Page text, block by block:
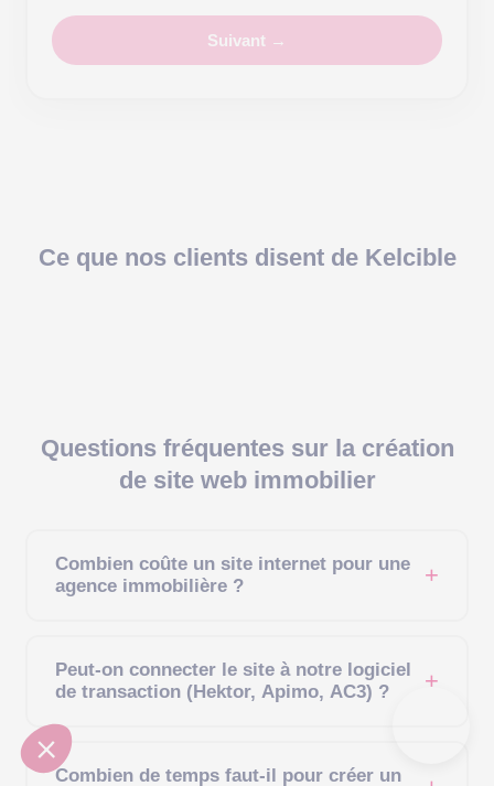
Suivant →
Ce que nos clients disent de Kelcible
Questions fréquentes sur la création
de site web immobilier
Combien coûte un site internet pour une
agence immobilière ?
immobilier sur mesure démarre autour de 5 000 € HT. Un site
transactionnel avec intégration logiciel métier, système de
recherche avancé et pages secteurs géographiques peut
aller de 8 000 à 15 000 € HT. Nous définissons ensemble le
Peut-on connecter le site à notre logiciel
de transaction (Hektor, Apimo, AC3) ?
Oui. Nos développeurs maîtrisent les API des principaux
Combien de temps faut-il pour créer un